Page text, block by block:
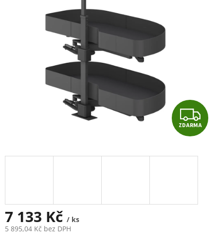
Z
D
ZDARMA
7 133 Kč / ks
5 895,04 Kč bez DPH